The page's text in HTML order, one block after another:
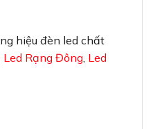
hiệu đèn led chất
Led Rạng Đông Led